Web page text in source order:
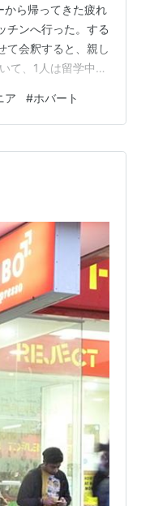
ら帰ってきた疲れ
チンへ行った。する
て会釈すると、親し
て、1人は留学中、
動画だったのだ…
ア #ホバート